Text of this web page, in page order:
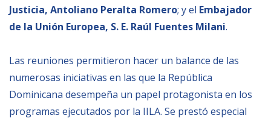
Fotos
Audios
BIBLIOTECA
Justicia, Antoliano Peralta Romero; y el Embajador
de la Unión Europea, S. E. Raúl Fuentes Milani.
Las reuniones permitieron hacer un balance de las
numerosas iniciativas en las que la República
Dominicana desempeña un papel protagonista en los
programas ejecutados por la IILA. Se prestó especial